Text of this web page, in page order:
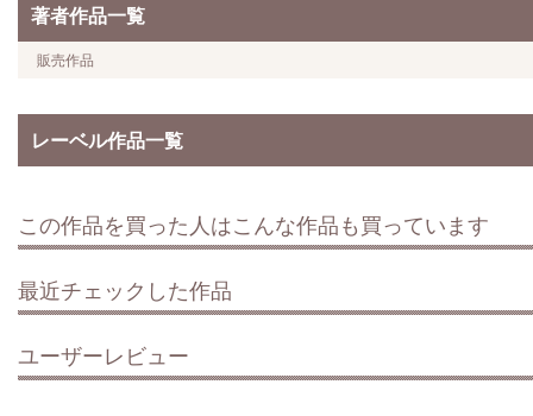
著者作品一覧
販売作品
レーベル作品一覧
この作品を買った人はこんな作品も買っています
最近チェックした作品
ユーザーレビュー